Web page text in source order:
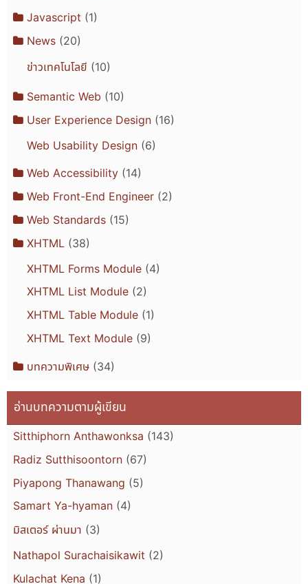
Javascript (1)
News(20)
ข่าวเทคโนโลยี (10)
Semantic Web (10)
User Experience Design(16)
Web Usability Design(6)
Web Accessibility(14)
Web Front-End Engineer(2)
Web Standards(15)
XHTML (38)
XHTML Forms Module(4)
XHTML List Module(2)
XHTML Table Module(1)
XHTML Text Module(9)
บทความพิเศษ(34)
อ่านบทความตามผู้เขียน
Sitthiphorn Anthawonksa (143)
Radiz Sutthisoontorn (67)
Piyapong Thanawang (5)
Samart Ya-hyaman (4)
มิสเตอร์ ผ่านมา (3)
Nathapol Surachaisikawit (2)
Kulachat Kena (1)